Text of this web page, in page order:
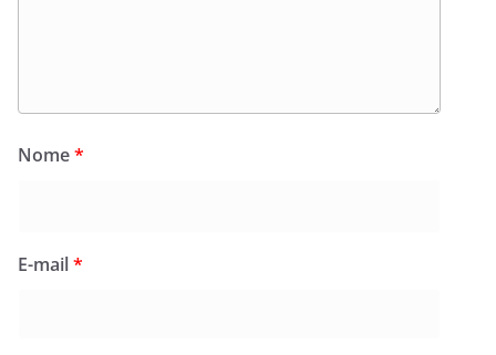
Nome*
E-mail*